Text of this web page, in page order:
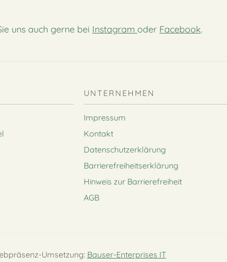
uns auch gerne bei Instagram oder Facebook.
UNTERNEHMEN
Impressum
Kontakt
Datenschutzerklärung
Barrierefreiheitserklärung
Hinweis zur Barrierefreiheit
AGB
Umsetzung: Bauser-Enterprises IT